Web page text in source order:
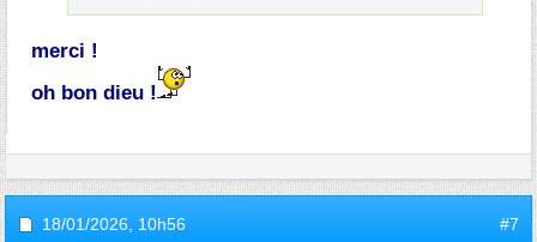
merci !
oh bon dieu !
18/01/2026, 10h56 #7